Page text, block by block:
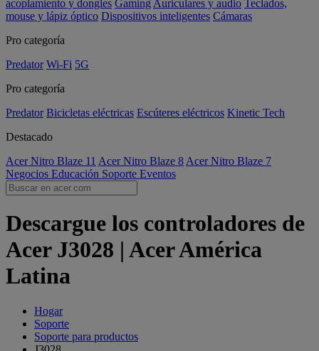
acoplamiento y dongles Gaming Auriculares y audio Teclados,
mouse y lápiz óptico Dispositivos inteligentes Cámaras
Pro categoría
Predator Wi-Fi 5G
Pro categoría
Predator Bicicletas eléctricas Escúteres eléctricos Kinetic Tech
Destacado
Acer Nitro Blaze 11 Acer Nitro Blaze 8 Acer Nitro Blaze 7
Negocios Educación Soporte Eventos
Descargue los controladores de
Acer J3028 | Acer América
Latina
Hogar
Soporte
Soporte para productos